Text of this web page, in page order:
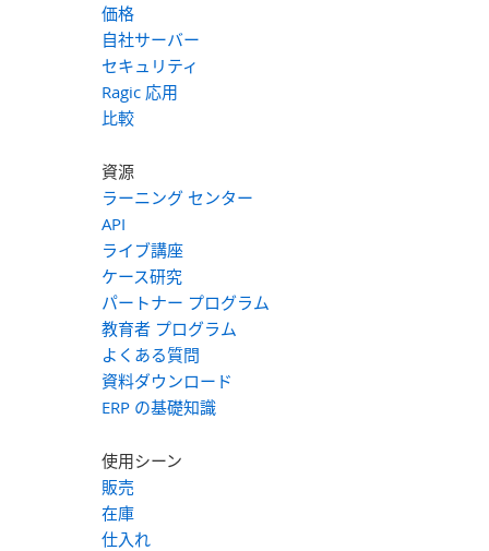
価格
自社サーバー
セキュリティ
Ragic 応用
比較
資源
ラーニング センター
API
ライブ講座
ケース研究
パートナー プログラム
教育者 プログラム
よくある質問
資料ダウンロード
ERP の基礎知識
使用シーン
販売
在庫
仕入れ